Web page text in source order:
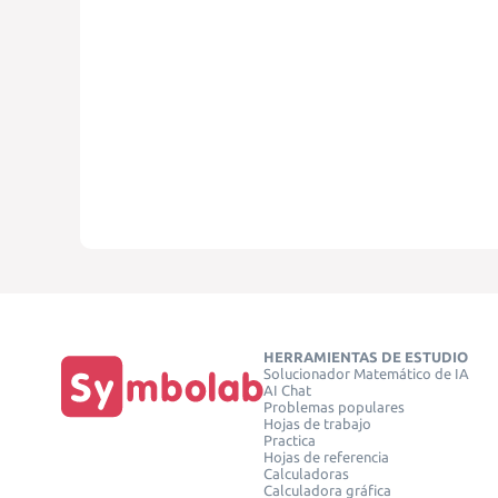
HERRAMIENTAS DE ESTUDIO
Solucionador Matemático de IA
AI Chat
Problemas populares
Hojas de trabajo
Practica
Hojas de referencia
Calculadoras
Calculadora gráfica